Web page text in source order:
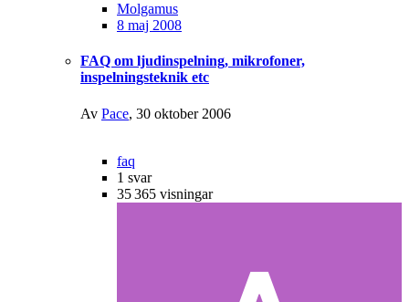
Molgamus
8 maj 2008
FAQ om ljudinspelning, mikrofoner,
inspelningsteknik etc
Av Pace, 30 oktober 2006
faq
1 svar
35 365 visningar